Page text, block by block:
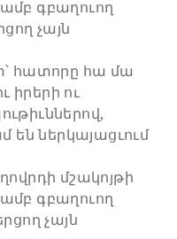
գբաղուող
չայն
հատորը հա մա
իրերի ու
են ներկայացւում
մշակոյթի
գբաղուող
չայն